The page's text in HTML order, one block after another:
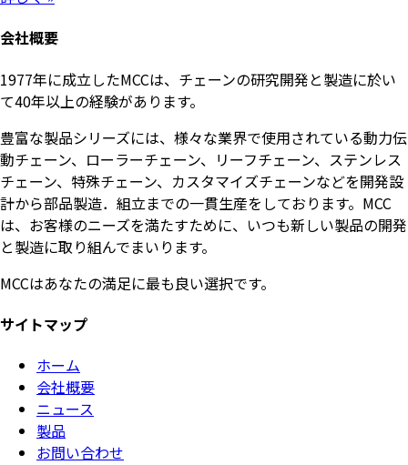
会社概要
1977年に成立したMCCは、チェーンの研究開発と製造に於い
て40年以上の経験があります。
豊富な製品シリーズには、様々な業界で使用されている動力伝
動チェーン、ローラーチェーン、リーフチェーン、ステンレス
チェーン、特殊チェーン、カスタマイズチェーンなどを開発設
計から部品製造．組立までの一貫生産をしております。MCC
は、お客様のニーズを満たすために、いつも新しい製品の開発
と製造に取り組んでまいります。
MCCはあなたの満足に最も良い選択です。
サイトマップ
ホーム
会社概要
ニュース
製品
お問い合わせ